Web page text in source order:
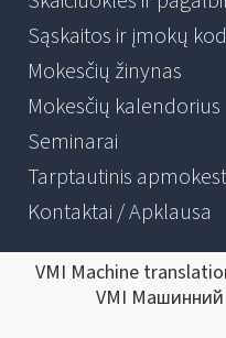
Sąskaitos ir įmokų
Mokesčių žinynas
Mokesčių kalendorius
Seminarai
Tarptautinis
Kontaktai / Apklausa
VMI Machine
VMI